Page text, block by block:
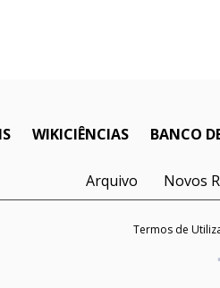
WIKICIÊNCIAS BANCO
Arquivo Novos
Termos de